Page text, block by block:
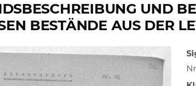
UND
BESTÄNDE AUS DER